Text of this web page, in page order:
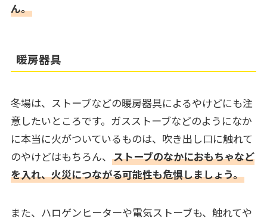
ん。
暖房器具
冬場は、ストーブなどの暖房器具によるやけどにも注
意したいところです。ガスストーブなどのようになか
に本当に火がついているものは、吹き出し口に触れて
のやけどはもちろん、 ストーブのなかにおもちゃなど
を入れ、火災につながる可能性も危惧しましょう。
また、ハロゲンヒーターや電気ストーブも、触れてや